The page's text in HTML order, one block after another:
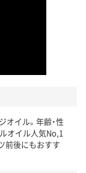
イル。年齢・性
オイル人気No,1
前後にもおすす